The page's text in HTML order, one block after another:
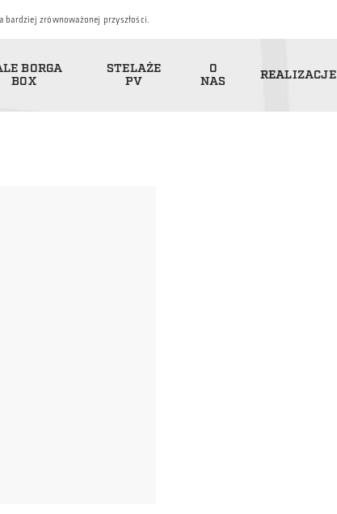
bardziej zrównoważonej przyszłości.
BORGA
BOX
STELAŻE
PV
O
NAS
REALIZACJE